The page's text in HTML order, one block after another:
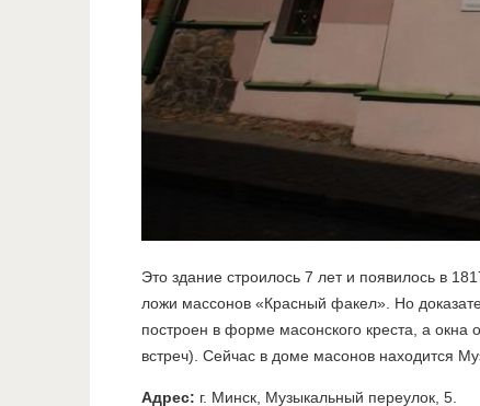
Это здание строилось 7 лет и появилось в
ложи массонов «Красный факел». Но
построен в форме масонского креста, а
встреч). Сейчас в доме масонов находится
Адрес: г. Минск, Музыкальный переулок, 5.